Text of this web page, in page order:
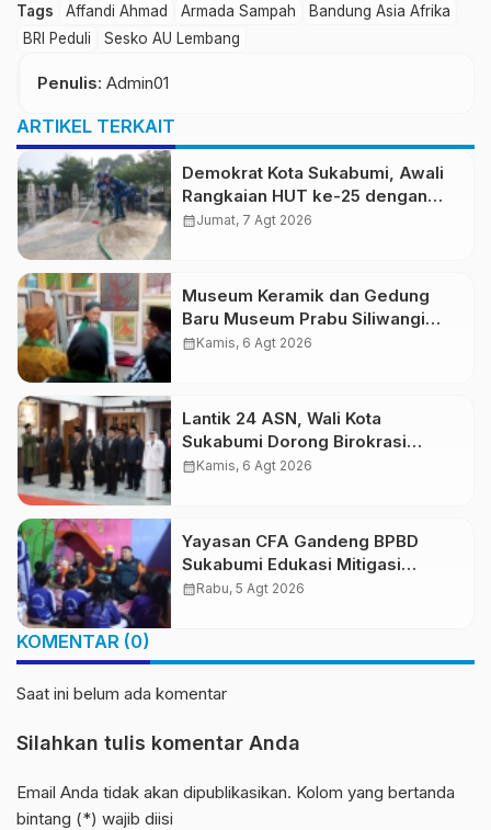
Tags Affandi Ahmad Armada Sampah
Bandung Asia Afrika
BRI Peduli
Sesko AU Lembang
Penulis: Admin01
ARTIKEL TERKAIT
Demokrat Kota Sukabumi, Awali
Rangkaian HUT ke-25 dengan
Aksi Bersih Masjid Agung dan
calendar_monthJumat, 7 Agt 2026
Museum Keramik dan Gedung
Baru Museum Prabu Siliwangi
Diresmikan, Ponpes Al-Fath
calendar_monthKamis, 6 Agt 2026
Lantik 24 ASN, Wali Kota
Sukabumi Dorong Birokrasi
Profesional dan Adaptif
calendar_monthKamis, 6 Agt 2026
Yayasan CFA Gandeng BPBD
Sukabumi Edukasi Mitigasi
Bencana untuk Anak Usia Dini
calendar_monthRabu, 5 Agt 2026
KOMENTAR (0)
Saat ini belum ada komentar
Silahkan tulis komentar Anda
Email Anda tidak akan dipublikasikan. Kolom yang bertanda
bintang (*) wajib diisi